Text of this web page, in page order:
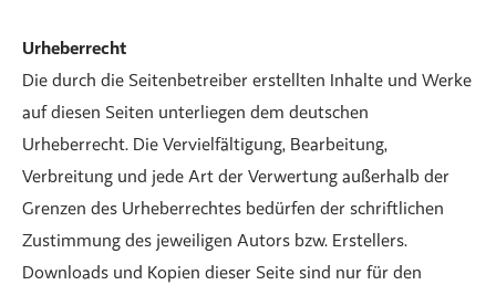
Urheberrecht
Die durch die Seitenbetreiber erstellten Inhalte und Werke
auf diesen Seiten unterliegen dem deutschen
Urheberrecht. Die Vervielfältigung, Bearbeitung,
Verbreitung und jede Art der Verwertung außerhalb der
Grenzen des Urheberrechtes bedürfen der schriftlichen
Zustimmung des jeweiligen Autors bzw. Erstellers.
Downloads und Kopien dieser Seite sind nur für den